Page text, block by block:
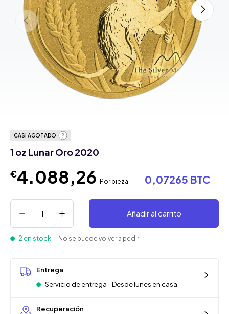
CASI AGOTADO
1 oz Lunar Oro 2020
€4.088,26 Por pieza 0,07265 BTC
Añadir al carrito
2 en stock - No se puede volver a pedir
Entrega
Servicio de entrega - Desde lunes en casa
Recuperación